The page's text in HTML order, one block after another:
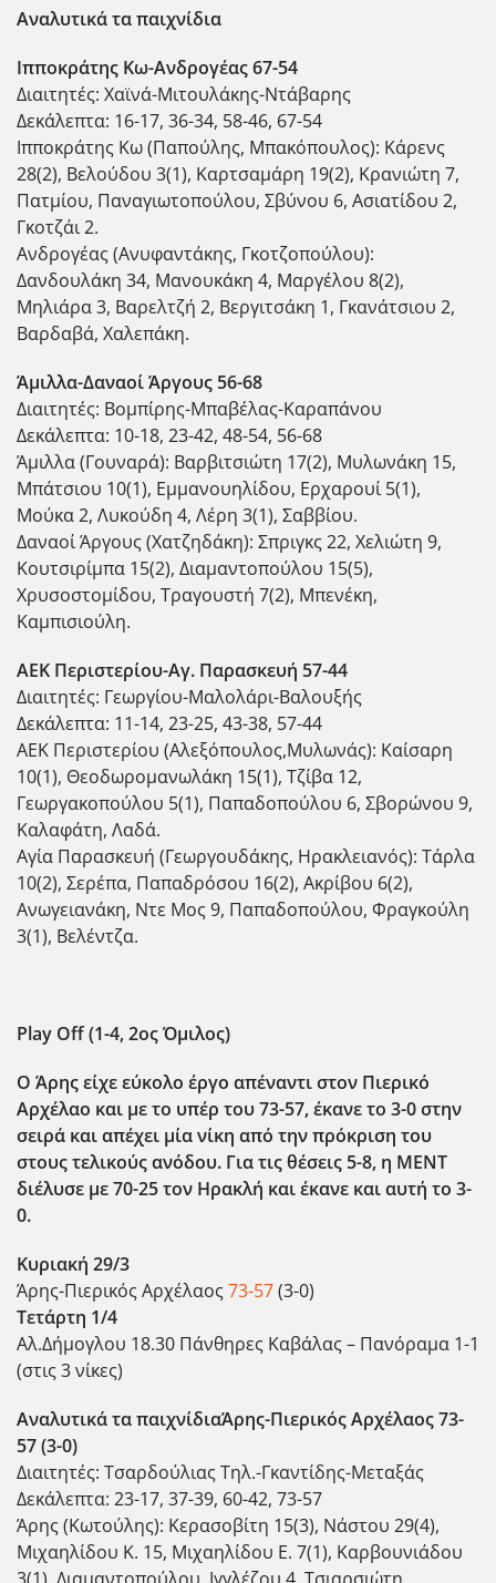
Αναλυτικά τα παιχνίδια
Ιπποκράτης Κω-Ανδρογέας 67-54
Διαιτητές: Χαϊνά-Μιτουλάκης-Ντάβαρης
Δεκάλεπτα: 16-17, 36-34, 58-46, 67-54
Ιπποκράτης Κω (Παπούλης, Μπακόπουλος): Κάρενς
28(2), Βελούδου 3(1), Καρτσαμάρη 19(2), Κρανιώτη 7,
Πατμίου, Παναγιωτοπούλου, Σβύνου 6, Ασιατίδου 2,
Γκοτζάι 2.
Ανδρογέας (Ανυφαντάκης, Γκοτζοπούλου):
Δανδουλάκη 34, Μανουκάκη 4, Μαργέλου 8(2),
Μηλιάρα 3, Βαρελτζή 2, Βεργιτσάκη 1, Γκανάτσιου 2,
Βαρδαβά, Χαλεπάκη.
Άμιλλα-Δαναοί Άργους 56-68
Διαιτητές: Βομπίρης-Μπαβέλας-Καραπάνου
Δεκάλεπτα: 10-18, 23-42, 48-54, 56-68
Άμιλλα (Γουναρά): Βαρβιτσιώτη 17(2), Μυλωνάκη 15,
Μπάτσιου 10(1), Εμμανουηλίδου, Ερχαρουί 5(1),
Μούκα 2, Λυκούδη 4, Λέρη 3(1), Σαββίου.
Δαναοί Άργους (Χατζηδάκη): Σπριγκς 22, Χελιώτη 9,
Κουτσιρίμπα 15(2), Διαμαντοπούλου 15(5),
Χρυσοστομίδου, Τραγουστή 7(2), Μπενέκη,
Καμπισιούλη.
ΑΕΚ Περιστερίου-Αγ. Παρασκευή 57-44
Διαιτητές: Γεωργίου-Μαλολάρι-Βαλουξής
Δεκάλεπτα: 11-14, 23-25, 43-38, 57-44
ΑΕΚ Περιστερίου (Αλεξόπουλος,Μυλωνάς): Καίσαρη
10(1), Θεοδωρομανωλάκη 15(1), Τζίβα 12,
Γεωργακοπούλου 5(1), Παπαδοπούλου 6, Σβορώνου 9,
Καλαφάτη, Λαδά.
Αγία Παρασκευή (Γεωργουδάκης, Ηρακλειανός): Τάρλα
10(2), Σερέπα, Παπαδρόσου 16(2), Ακρίβου 6(2),
Ανωγειανάκη, Ντε Μος 9, Παπαδοπούλου, Φραγκούλη
3(1), Βελέντζα.
Play Off (1-4, 2ος Όμιλος)
Ο Άρης είχε εύκολο έργο απέναντι στον Πιερικό
Αρχέλαο και με το υπέρ του 73-57, έκανε το 3-0 στην
σειρά και απέχει μία νίκη από την πρόκριση του
στους τελικούς ανόδου. Για τις θέσεις 5-8, η ΜΕΝΤ
διέλυσε με 70-25 τον Ηρακλή και έκανε και αυτή το 3-
0.
Κυριακή 29/3
Άρης-Πιερικός Αρχέλαος73-57(3-0)
Τετάρτη 1/4
Αλ.Δήμογλου 18.30 Πάνθηρες Καβάλας – Πανόραμα 1-1
(στις 3 νίκες)
Αναλυτικά τα παιχνίδιαΆρης-Πιερικός Αρχέλαος 73-
57 (3-0)
Διαιτητές: Τσαρδούλιας Τηλ.-Γκαντίδης-Μεταξάς
Δεκάλεπτα: 23-17, 37-39, 60-42, 73-57
Άρης (Κωτούλης): Κερασοβίτη 15(3), Νάστου 29(4),
Μιχαηλίδου Κ. 15, Μιχαηλίδου Ε. 7(1), Καρβουνιάδου